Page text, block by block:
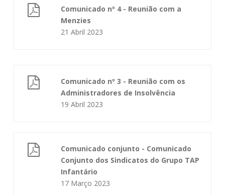
Comunicado nº 4 - Reunião com a
Menzies
21 Abril 2023
Comunicado nº 3 - Reunião com os
Administradores de Insolvência
19 Abril 2023
Comunicado conjunto - Comunicado
Conjunto dos Sindicatos do Grupo TAP
Infantário
17 Março 2023